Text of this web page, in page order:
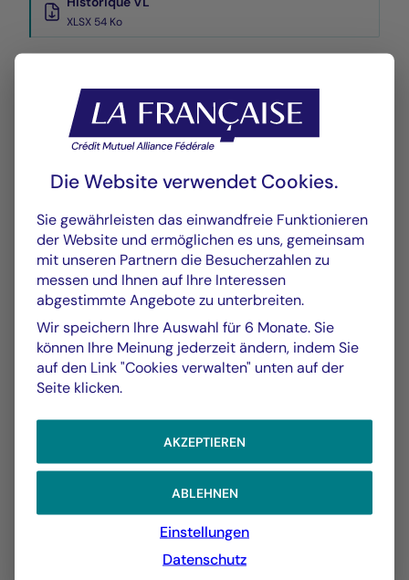
XLSX 54 Ko
GRAFIK TABELLE
Grafik
Wertentwicklung
Am 05.08.2026
Chart
Chart with 149 data points.
Les chiffres cités se réfèrent à des simulations de
The chart has 1 X axis displaying Time. Data ranges
The chart has 1 Y axis displaying values. Data ranges
YTD ▾
Vom :
Die Website verwendet Cookies.
Sie gewährleisten das einwandfreie Funktionieren
der Website und ermöglichen es uns, gemeinsam
mit unseren Partnern die Besucherzahlen zu
messen und Ihnen auf Ihre Interessen
abgestimmte Angebote zu unterbreiten.
Wir speichern Ihre Auswahl für 6 Monate. Sie
können Ihre Meinung jederzeit ändern, indem Sie
auf den Link "Cookies verwalten" unten auf der
Seite klicken.
AKZEPTIEREN
ABLEHNEN
Einstellungen
Datenschutz